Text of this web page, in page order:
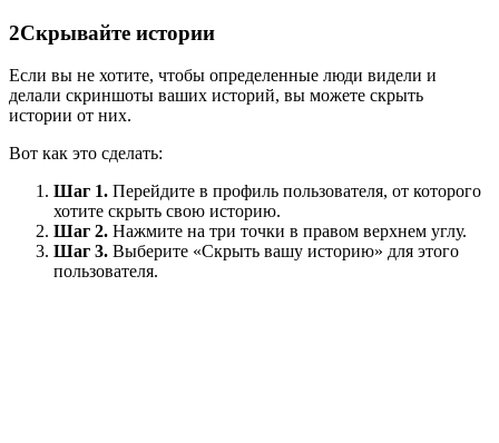
2Скрывайте истории
Если вы не хотите, чтобы определенные люди видели и
делали скриншоты ваших историй, вы можете скрыть
истории от них.
Вот как это сделать:
Шаг 1. Перейдите в профиль пользователя, от которого
хотите скрыть свою историю.
Шаг 2. Нажмите на три точки в правом верхнем углу.
Шаг 3. Выберите «Скрыть вашу историю» для этого
пользователя.